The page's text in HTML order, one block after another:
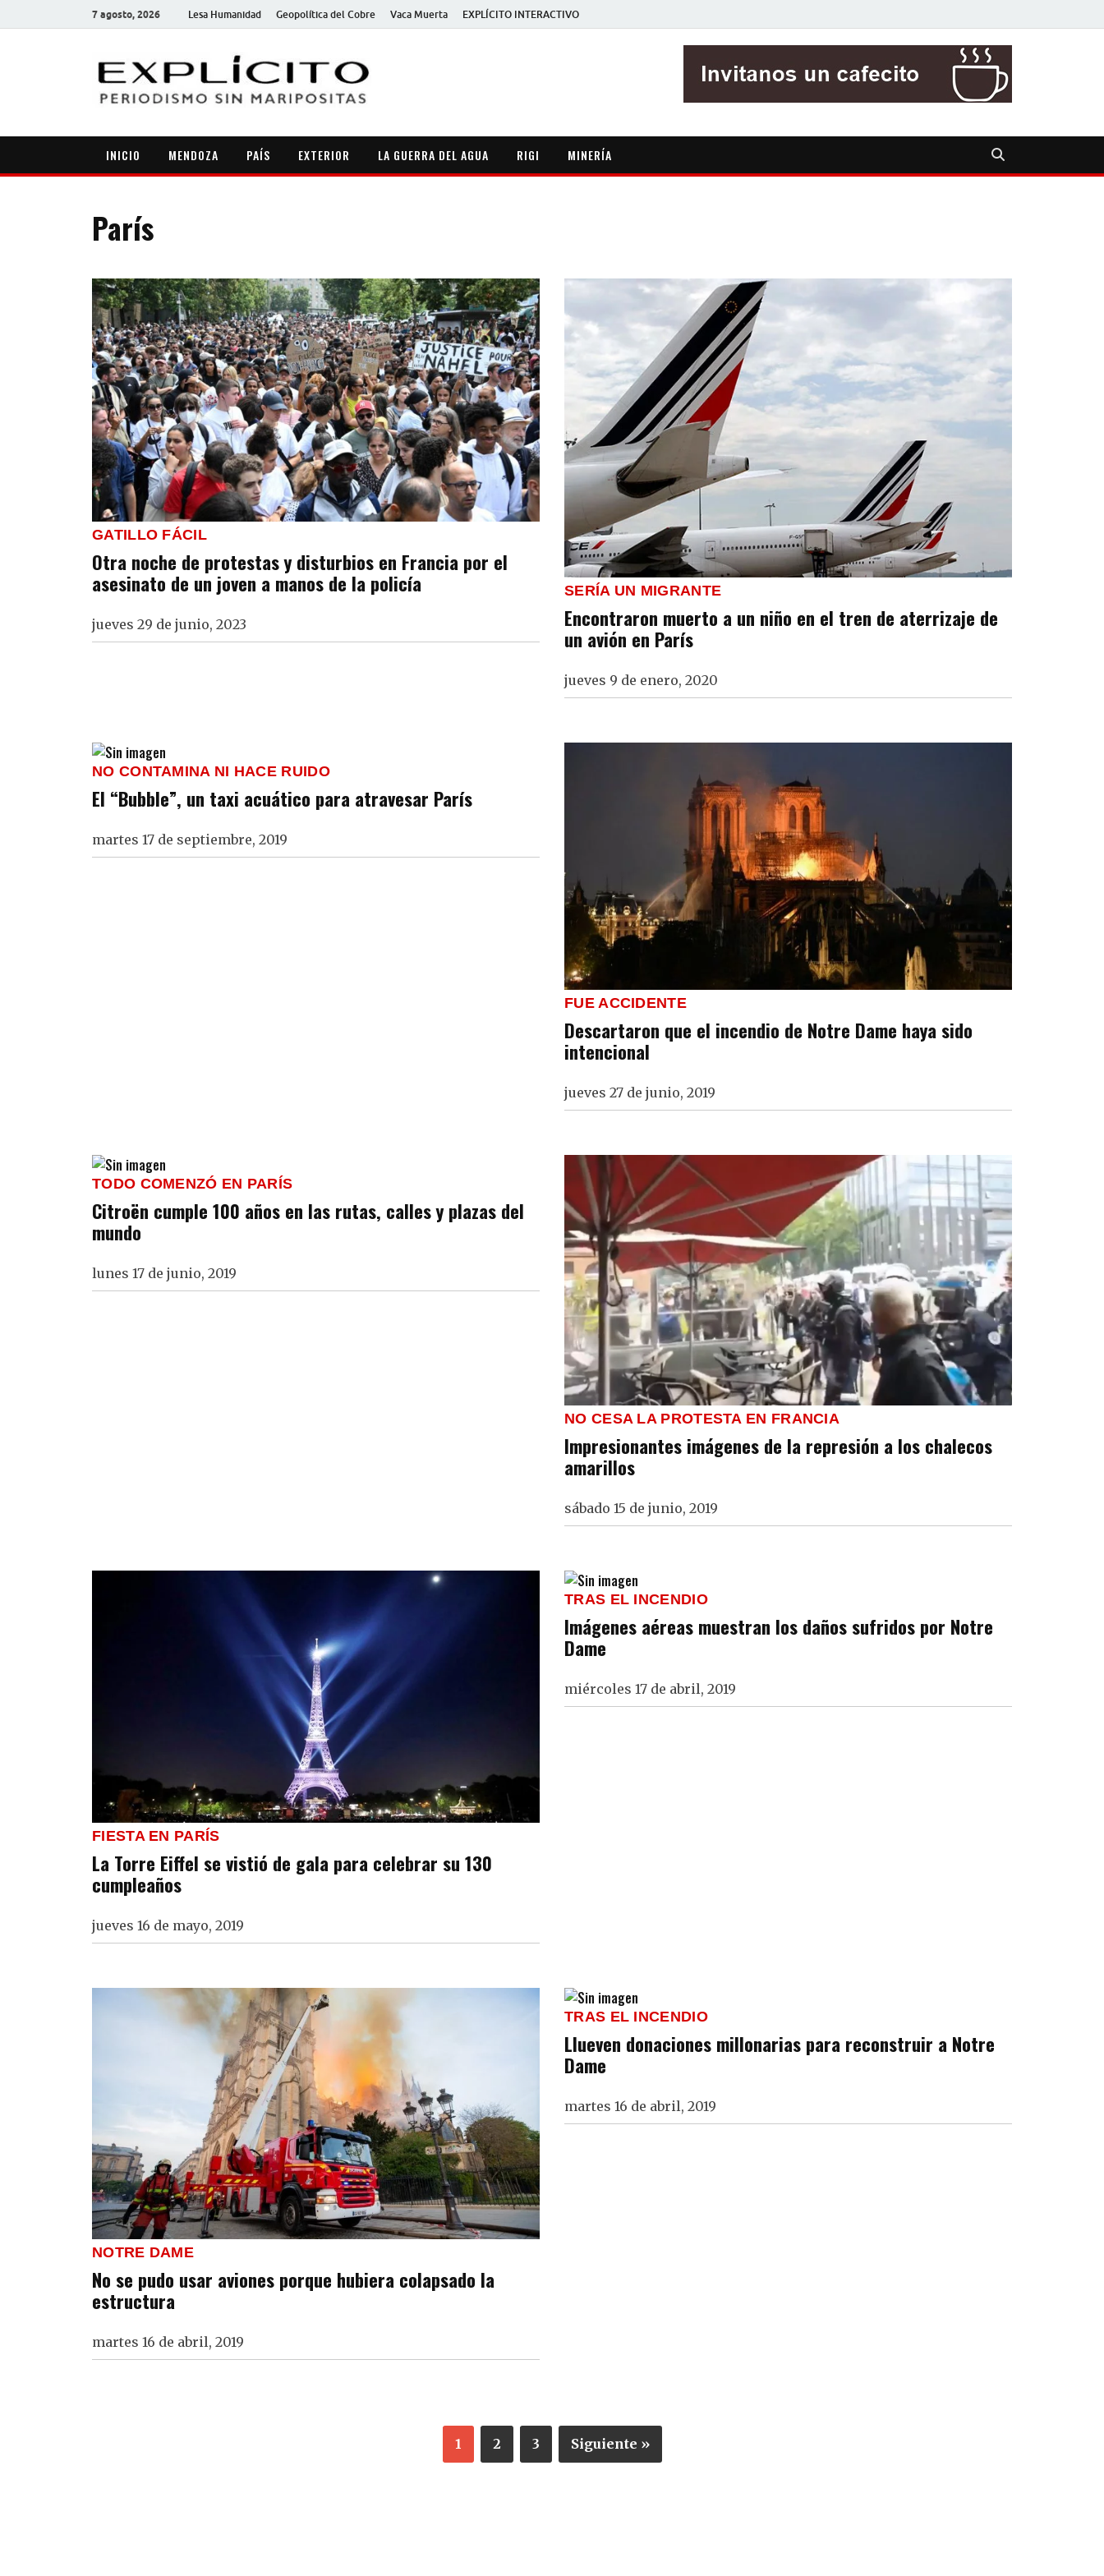
7 agosto, 2026 Lesa Humanidad Geopolítica del Cobre Vaca Muerta EXPLÍCITO INTERACTIVO
INICIO MENDOZA PAÍS EXTERIOR LA GUERRA DEL AGUA RIGI MINERÍA
París
GATILLO FÁCIL
Otra noche de protestas y disturbios en Francia por el
asesinato de un joven a manos de la policía
jueves 29 de junio, 2023
SERÍA UN MIGRANTE
Encontraron muerto a un niño en el tren de aterrizaje de
un avión en París
jueves 9 de enero, 2020
NO CONTAMINA NI HACE RUIDO
El “Bubble”, un taxi acuático para atravesar París
martes 17 de septiembre, 2019
FUE ACCIDENTE
Descartaron que el incendio de Notre Dame haya sido
intencional
jueves 27 de junio, 2019
TODO COMENZÓ EN PARÍS
Citroën cumple 100 años en las rutas, calles y plazas del
mundo
lunes 17 de junio, 2019
NO CESA LA PROTESTA EN FRANCIA
Impresionantes imágenes de la represión a los chalecos
amarillos
sábado 15 de junio, 2019
FIESTA EN PARÍS
La Torre Eiffel se vistió de gala para celebrar su 130
cumpleaños
jueves 16 de mayo, 2019
TRAS EL INCENDIO
Imágenes aéreas muestran los daños sufridos por Notre
Dame
miércoles 17 de abril, 2019
NOTRE DAME
No se pudo usar aviones porque hubiera colapsado la
estructura
martes 16 de abril, 2019
TRAS EL INCENDIO
Llueven donaciones millonarias para reconstruir a Notre
Dame
martes 16 de abril, 2019
1 2 3 Siguiente »